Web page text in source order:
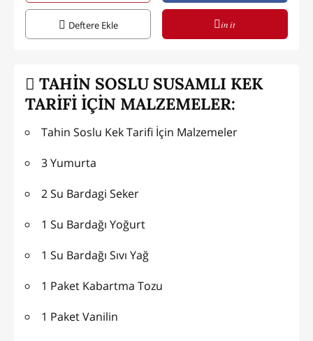
Deftere Ekle in it
TAHİN SOSLU SUSAMLI KEK
TARİFİ İÇİN MALZEMELER:
Tahin Soslu Kek Tarifi İçin Malzemeler
3 Yumurta
2 Su Bardagi Seker
1 Su Bardağı Yoğurt
1 Su Bardağı Sıvı Yağ
1 Paket Kabartma Tozu
1 Paket Vanilin